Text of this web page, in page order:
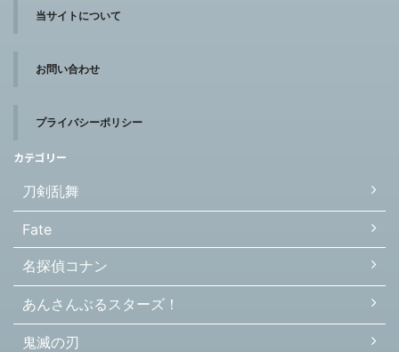
当サイトについて
お問い合わせ
プライバシーポリシー
カテゴリー
刀剣乱舞
Fate
名探偵コナン
あんさんぶるスターズ！
鬼滅の刃